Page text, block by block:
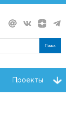
Поиск
Проекты